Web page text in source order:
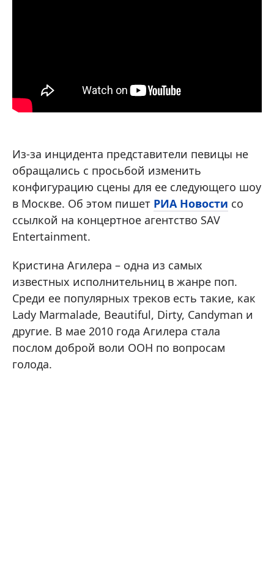
Из-за инцидента представители певицы не
обращались с просьбой изменить
конфигурацию сцены для ее следующего шоу
в Москве. Об этом пишет РИА Новости со
ссылкой на концертное агентство SAV
Entertainment.
Кристина Агилера – одна из самых
известных исполнительниц в жанре поп.
Среди ее популярных треков есть такие, как
Lady Marmalade, Beautiful, Dirty, Candyman и
другие. В мае 2010 года Агилера стала
послом доброй воли ООН по вопросам
голода.